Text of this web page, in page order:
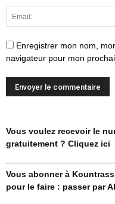
Enregistrer mon nom,
navigateur pour mon
Vous voulez recevoir le
gratuitement ? Cliquez ici
Vous abonner à
pour le faire : passer par